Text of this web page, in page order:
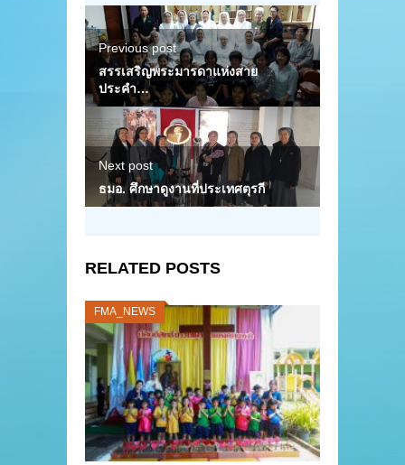
Previous post
สรรเสริญพระมารดาแห่งสาย
ประคำ…
Next post
ธมอ. ศึกษาดูงานที่ประเทศตุรกี
RELATED POSTS
FMA_NEWS